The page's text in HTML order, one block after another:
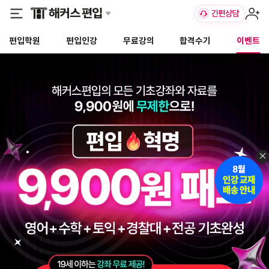
편입학원 편입인강 무료강의 합격수기 이벤트
×